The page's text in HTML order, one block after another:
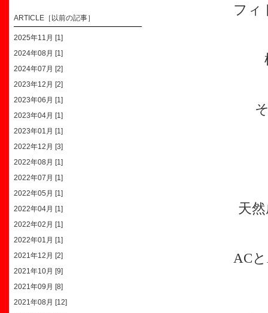
フィ
天
AC
ARTICLE［以前の記事］
2025年11月 [1]
2024年08月 [1]
2024年07月 [2]
2023年12月 [2]
2023年06月 [1]
2023年04月 [1]
2023年01月 [1]
2022年12月 [3]
2022年08月 [1]
2022年07月 [1]
2022年05月 [1]
2022年04月 [1]
2022年02月 [1]
2022年01月 [1]
2021年12月 [2]
2021年10月 [9]
2021年09月 [8]
2021年08月 [12]